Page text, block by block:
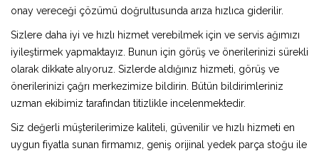
onay vereceği çözümü doğrultusunda arıza hızlıca giderilir.
Sizlere daha iyi ve hızlı hizmet verebilmek için ve servis ağımızı
iyileştirmek yapmaktayız. Bunun için görüş ve önerilerinizi sürekli
olarak dikkate alıyoruz. Sizlerde aldığınız hizmeti, görüş ve
önerilerinizi çağrı merkezimize bildirin. Bütün bildirimleriniz
uzman ekibimiz tarafından titizlikle incelenmektedir.
Siz değerli müşterilerimize kaliteli, güvenilir ve hızlı hizmeti en
uygun fiyatla sunan firmamız, geniş orijinal yedek parça stoğu ile